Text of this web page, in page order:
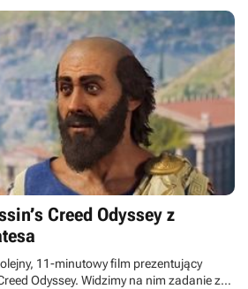
Creed Odyssey z
11-minutowy film prezentujący
Odyssey. Widzimy na nim zadanie z